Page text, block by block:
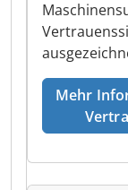
Mehr